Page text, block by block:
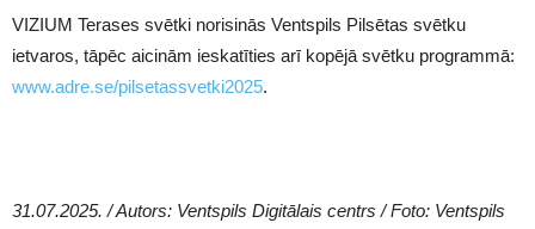
VIZIUM Terases svētki norisinās Ventspils Pilsētas svētku
ietvaros, tāpēc aicinām ieskatīties arī kopējā svētku programmā:
www.adre.se/pilsetassvetki2025.
31.07.2025. / Autors: Ventspils Digitālais centrs / Foto: Ventspils